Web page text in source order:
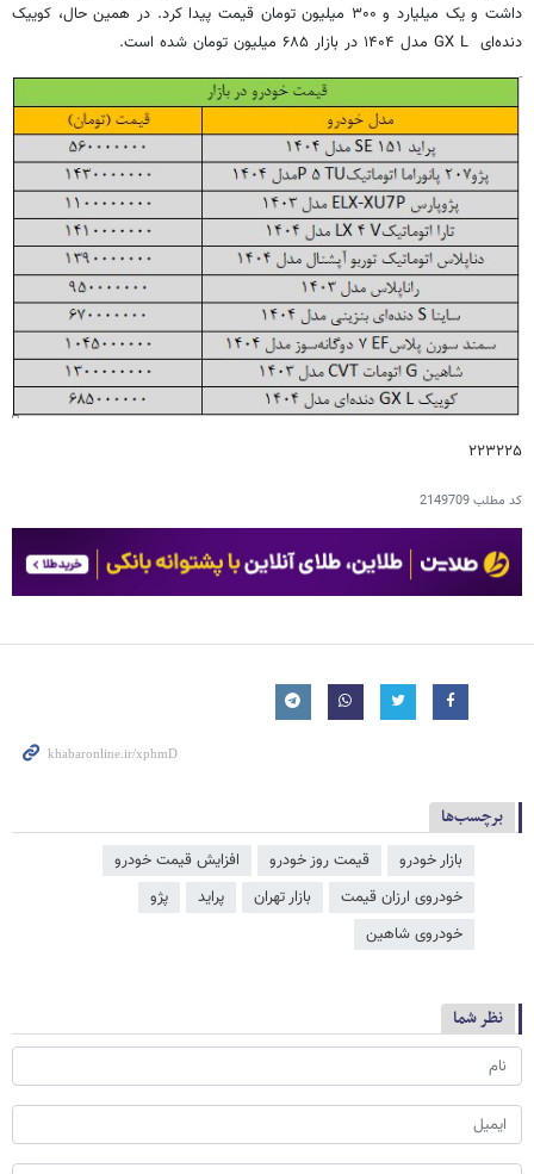
داشت و یک میلیارد و ۳۰۰ میلیون تومان قیمت پیدا کرد. در همین حال، کوییک
دنده‌ای GX L مدل ۱۴۰۴ در بازار ۶۸۵ میلیون تومان شده است.
۲۲۳۲۲۵
کد مطلب2149709
برچسب‌ها
بازار خودرو قیمت روز خودرو
افزایش قیمت خودرو
خودروی ارزان قیمت
بازار تهران پراید
پژو
خودروی شاهین
نظر شما